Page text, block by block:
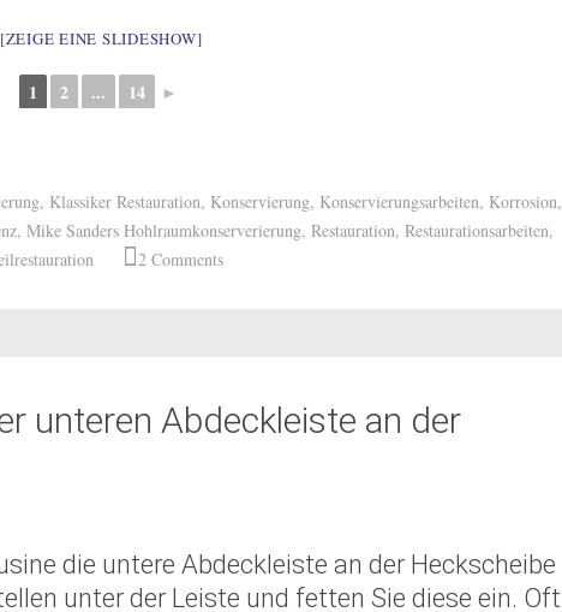
[ZEIGE EINE SLIDESHOW]
1 2 ... 14 ►
, Klassiker Restauration, Konservierung, Konservierungsarbeiten, Korrosion,
, Mike Sanders Hohlraumkonserverierung, Restauration, Restaurationsarbeiten,
2 Comments
unteren Abdeckleiste an der
die untere Abdeckleiste an der Heckscheibe
unter der Leiste und fetten Sie diese ein. Oft